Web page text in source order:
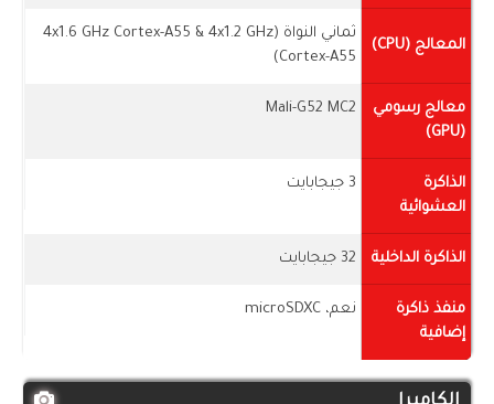
المعالج (CPU)
ثماني النواة (4x1.6 GHz Cortex-A55 & 4x1.2 GHz
Cortex-A55)
معالج رسومي
(GPU)
Mali-G52 MC2
الذاكرة
العشوائية
3 جيجابايت
الذاكرة الداخلية 32 جيجابايت
منفذ ذاكرة
إضافية
نعم، microSDXC